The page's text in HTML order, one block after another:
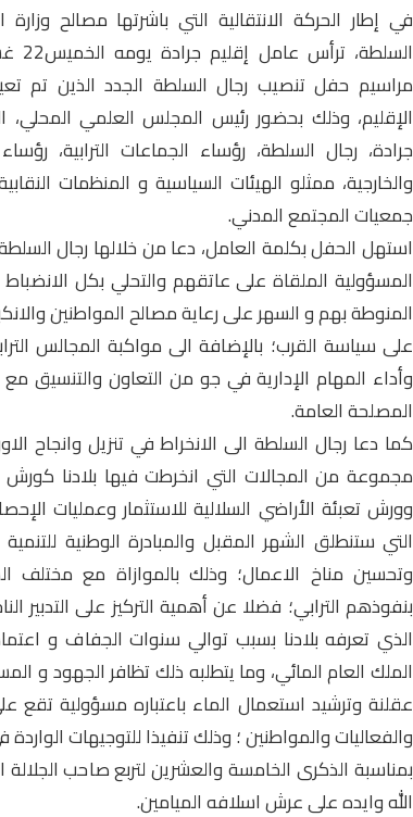
في إطار الحركة الانتقالية التي باشرتها مصالح
مراسيم حفل تنصيب رجال السلطة الجدد الذين تم
الإقليم، وذلك بحضور رئيس المجلس العلمي المحلي،
جرادة، رجال السلطة، رؤساء الجماعات الترابية،
والخارجية، ممثلو الهيئات السياسية و المنظمات
جمعيات المجتمع المدني.
استهل الحفل بكلمة العامل، دعا من خلالها رجال
المسؤولية الملقاة على عاتقهم والتحلي بكل
المنوطة بهم و السهر على رعاية مصالح المواطنين
على سياسة القرب؛ بالإضافة الى مواكبة المجالس
وأداء المهام الإدارية في جو من التعاون والتنسيق
المصلحة العامة.
كما دعا رجال السلطة الى الانخراط في تنزيل وانجاح
مجموعة من المجالات التي انخرطت فيها بلادنا كورش
وورش تعبئة الأراضي السلالية للاستثمار وعمليات
التي ستنطلق الشهر المقبل والمبادرة الوطنية
وتحسين مناخ الاعمال؛ وذلك بالموازاة مع مختلف
بنفوذهم الترابي؛ فضلا عن أهمية التركيز على التدبير
الذي تعرفه بلادنا بسبب توالي سنوات الجفاف و
الملك العام المائي، وما يتطلبه ذلك تظافر الجهود
عقلنة وترشيد استعمال الماء باعتباره مسؤولية
والفعاليات والمواطنين ؛ وذلك تنفيذا للتوجيهات
بمناسبة الذكرى الخامسة والعشرين لتربع صاحب
الله وايده على عرش اسلافه الميامين.